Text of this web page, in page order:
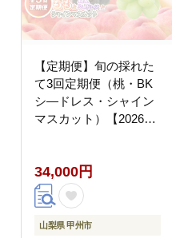
【定期便】旬の採れた
て3回定期便（桃・BK
シ―ドレス・シャイン
マスカット）【2026年
34,000円
山梨県 甲州市